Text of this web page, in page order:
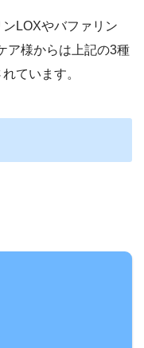
LOXやバファリン
ア様からは上記の3種
ています。